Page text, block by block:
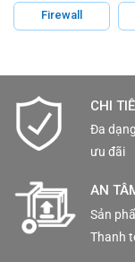
Firewall
CHI
Đa
ưu đãi
AN
Sản
Thanh